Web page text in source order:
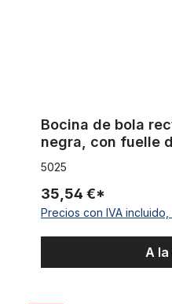
Bocina de bola
negra, con fuelle
5025
35,54 €*
Precios con IVA
A